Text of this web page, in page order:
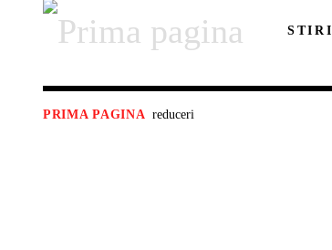
STIRI
PRIMA PAGINA reduceri